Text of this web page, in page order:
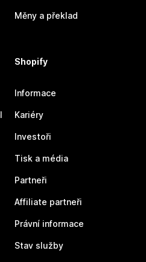
Měny a překlad
Shopify
Informace
Kariéry
Investoři
Tisk a média
Partneři
Affiliate partneři
Právní informace
Stav služby